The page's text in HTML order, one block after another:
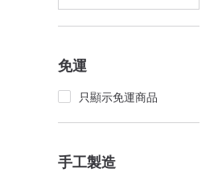
免運
只顯示免運商品
手工製造